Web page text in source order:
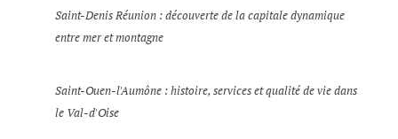
Saint-Denis Réunion : découverte de la capitale dynamique
entre mer et montagne
Saint-Ouen-l'Aumône : histoire, services et qualité de vie dans
le Val-d'Oise